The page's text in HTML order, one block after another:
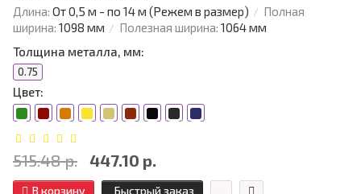
Длина: От 0,5 м - по 14 м (Режем в размер)
Полная
ширина: 1098 мм Полезная ширина: 1064 мм
Толщина металла, мм:
0.75
Цвет:
515.48 р. 447.10 р.
В корзину Быстрый заказ